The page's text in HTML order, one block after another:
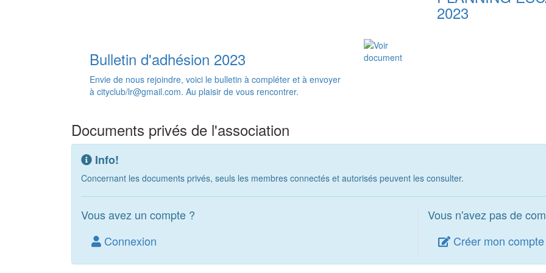
2023
Bulletin d'adhésion 2023
Envie de nous rejoindre, voici le bulletin à compléter et à envoyer
à cityclub/lr@gmail.com. Au plaisir de vous rencontrer.
Documents privés de l'association
Info!
Concernant les documents privés, seuls les membres connectés et autorisés peuvent les consulter.
Vous avez un compte ?
Connexion
Vous n'avez pas de
Créer mon compte